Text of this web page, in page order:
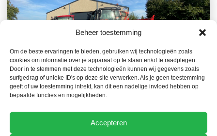
Beheer toestemming
Om de beste ervaringen te bieden, gebruiken wij technologieën zoals
cookies om informatie over je apparaat op te slaan en/of te raadplegen.
Door in te stemmen met deze technologieën kunnen wij gegevens zoals
surfgedrag of unieke ID's op deze site verwerken. Als je geen toestemming
geeft of uw toestemming intrekt, kan dit een nadelige invloed hebben op
bepaalde functies en mogelijkheden.
Accepteren
30 JANVIER 2024 FORESTIER
Qui plante un arbre, plante de l’espoir